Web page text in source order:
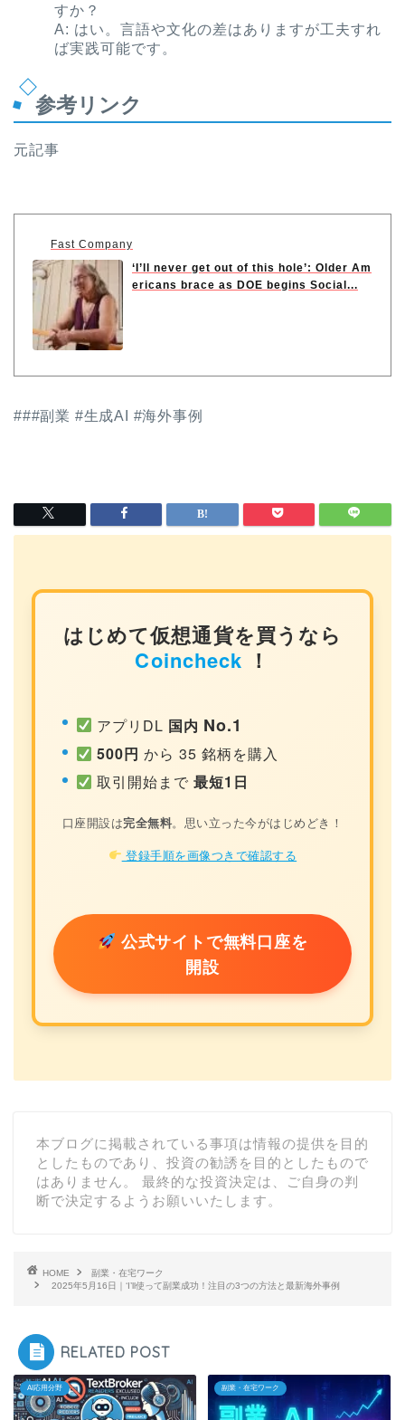
すか？
A: はい。言語や文化の差はありますが工夫すれ
ば実践可能です。
参考リンク
元記事
Fast Company
‘I’ll never get out of this hole’: Older Am
ericans brace as DOE begins Social...
###副業 #生成AI #海外事例
はじめて仮想通貨を買うなら
Coincheck ！
アプリDL 国内 No.1
500円 から 35 銘柄を購入
取引開始まで最短1日
口座開設は完全無料。思い立った今がはじめどき！
登録手順を画像つきで確認する
公式サイトで無料口座を
開設
本ブログに掲載されている事項は情報の提供を目的
としたものであり、投資の勧誘を目的としたもので
はありません。 最終的な投資決定は、ご自身の判
断で決定するようお願いいたします。
HOME
副業・在宅ワーク
2025年5月16日｜‘I’ll使って副業成功！注目の3つの方法と最新海外事例
RELATED POST
AI応用分野 副業・在宅ワーク